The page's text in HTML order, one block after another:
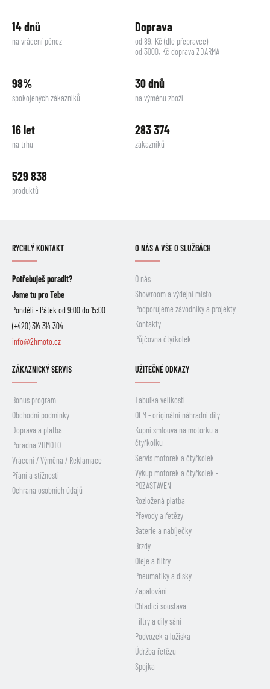
14 dnů
na vrácení pěnez
Doprava
od 89,-Kč (dle přepravce)
od 3000,-Kč doprava ZDARMA
98%
spokojených zákazníků
30 dnů
na výměnu zboží
16 let
na trhu
283 374
zákazníků
529 838
produktů
RYCHLÝ KONTAKT
Potřebuješ poradit?
Jsme tu pro Tebe
Pondělí - Pátek od 9:00 do 15:00
(+420) 314 314 304
info@2hmoto.cz
O NÁS A VŠE O SLUŽBÁCH
O nás
Showroom a výdejní místo
Podporujeme závodníky a projekty
Kontakty
Půjčovna čtyřkolek
ZÁKAZNICKÝ SERVIS
Bonus program
Obchodní podmínky
Doprava a platba
Poradna 2HMOTO
Vrácení / Výměna / Reklamace
Přání a stížnosti
Ochrana osobních údajů
UŽITEČNÉ ODKAZY
Tabulka velikostí
OEM - originální náhradní díly
Kupní smlouva na motorku a
čtyřkolku
Servis motorek a čtyřkolek
Výkup motorek a čtyřkolek -
POZASTAVEN
Rozložená platba
Převody a řetězy
Baterie a nabíječky
Brzdy
Oleje a filtry
Pneumatiky a disky
Zapalování
Chladicí soustava
Filtry a díly sání
Podvozek a ložiska
Údržba řetězu
Spojka